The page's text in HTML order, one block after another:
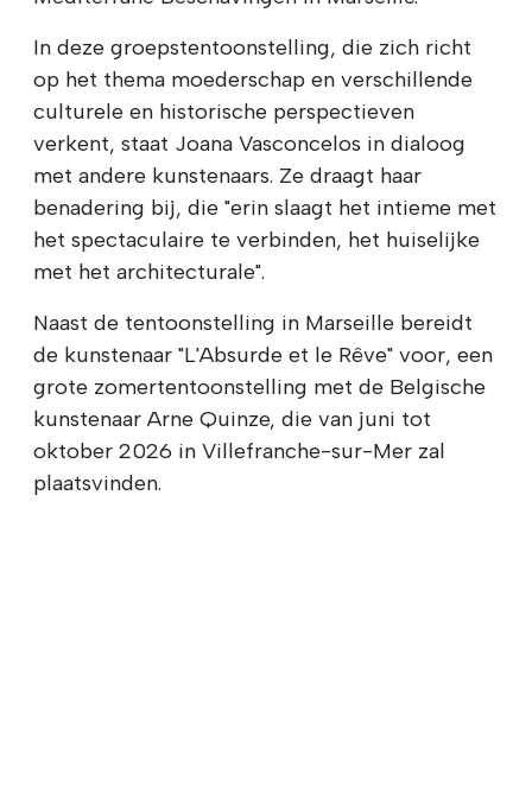
In deze groepstentoonstelling, die zich richt
op het thema moederschap en verschillende
culturele en historische perspectieven
verkent, staat Joana Vasconcelos in dialoog
met andere kunstenaars. Ze draagt haar
benadering bij, die "erin slaagt het intieme met
het spectaculaire te verbinden, het huiselijke
met het architecturale".
Naast de tentoonstelling in Marseille bereidt
de kunstenaar "L'Absurde et le Rêve" voor, een
grote zomertentoonstelling met de Belgische
kunstenaar Arne Quinze, die van juni tot
oktober 2026 in Villefranche-sur-Mer zal
plaatsvinden.